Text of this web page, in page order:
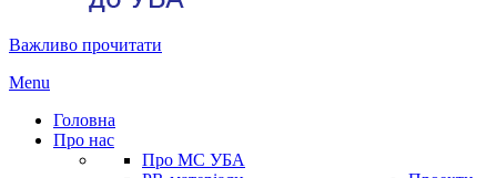
Важливо прочитати
Menu
Головна
Про нас
Про МС УБА